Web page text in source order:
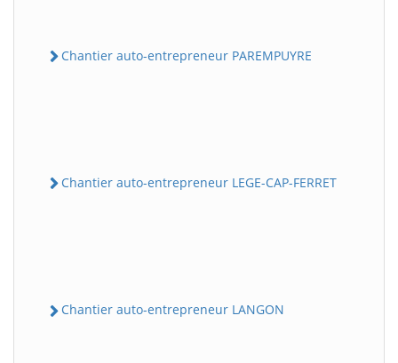
Chantier auto-entrepreneur PAREMPUYRE
Chantier auto-entrepreneur LEGE-CAP-FERRET
Chantier auto-entrepreneur LANGON